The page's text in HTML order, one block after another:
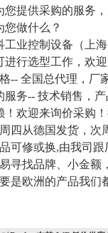
您提供采购的服务
您做什么？
工业控制设备（上
进行选型工作，欢
-- 全国总代理，厂
服务-- 技术销售，
！欢迎来询价采购！
四从德国发货，次
可修或换,由我司跟
寻找品牌、小金额
是欧洲的产品我们